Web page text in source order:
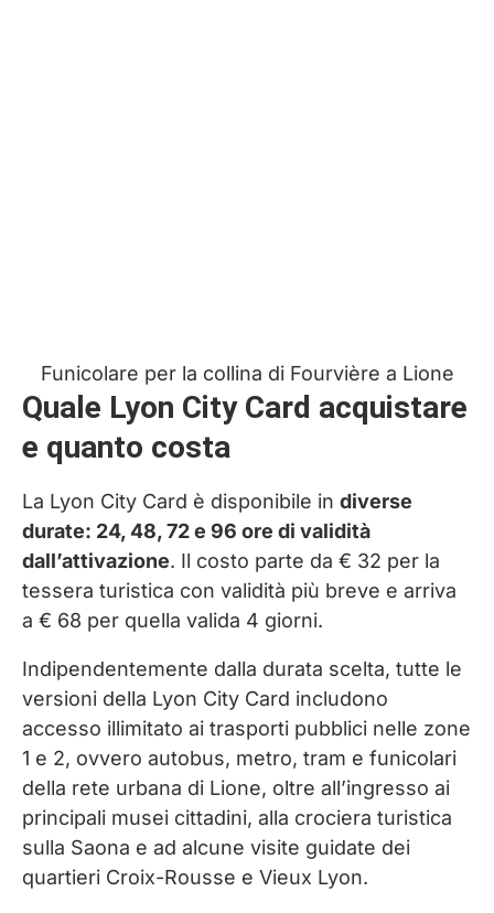
Funicolare per la collina di Fourvière a Lione
Quale Lyon City Card acquistare
e quanto costa
La Lyon City Card è disponibile in diverse
durate: 24, 48, 72 e 96 ore di validità
dall’attivazione. Il costo parte da € 32 per la
tessera turistica con validità più breve e arriva
a € 68 per quella valida 4 giorni.
Indipendentemente dalla durata scelta, tutte le
versioni della Lyon City Card includono
accesso illimitato ai trasporti pubblici nelle zone
1 e 2, ovvero autobus, metro, tram e funicolari
della rete urbana di Lione, oltre all’ingresso ai
principali musei cittadini, alla crociera turistica
sulla Saona e ad alcune visite guidate dei
quartieri Croix-Rousse e Vieux Lyon.